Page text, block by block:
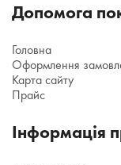
Допомога
Головна
Оформлення
Карта сайту
Прайс
Інформація